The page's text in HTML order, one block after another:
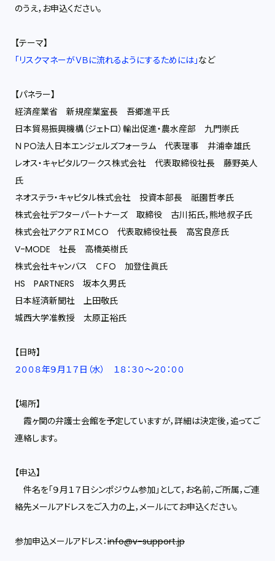
のうえ，お申込ください。
【テーマ】
「リスクマネーがＶＢに流れるようにするためには」など
【パネラー】
経済産業省 新規産業室長 吾郷進平氏
日本貿易振興機構（ジェトロ）輸出促進・農水産部 九門崇氏
ＮＰＯ法人日本エンジェルズフォーラム 代表理事 井浦幸雄氏
レオス・キャピタルワークス株式会社 代表取締役社長 藤野英人
氏
ネオステラ・キャピタル株式会社 投資本部長 祇園哲孝氏
株式会社デフターパートナーズ 取締役 古川拓氏，熊地叔子氏
株式会社アクアＲＩＭＣＯ 代表取締役社長 高宮良彦氏
V-MODE 社長 高橋英樹氏
株式会社キャンバス ＣＦＯ 加登住眞氏
HS PARTNERS 坂本久男氏
日本経済新聞社 上田敬氏
城西大学准教授 太原正裕氏
【日時】
２００８年９月１７日（水） １８：３０〜２０：００
【場所】
霞ヶ関の弁護士会館を予定していますが，詳細は決定後，追ってご
連絡します。
【申込】
件名を「９月１７日シンポジウム参加」として，お名前，ご所属，ご連
絡先メールアドレスをご入力の上，メールにてお申込ください。
参加申込メールアドレス：info@v-support.jp